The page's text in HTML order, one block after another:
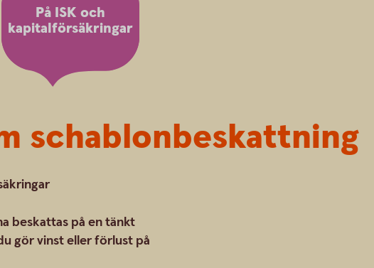
schablonbeskattning
beskattas på en tänkt
gör vinst eller förlust på
På ISK och
kapitalförsäkringar